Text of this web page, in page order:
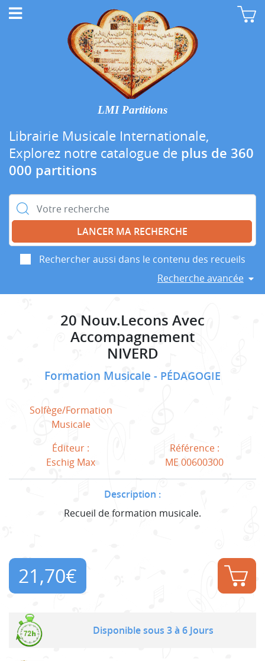
LMI Partitions
Librairie Musicale Internationale,
Explorez notre catalogue de plus de 360
000 partitions
Rechercher :
Rechercher aussi dans le contenu des recueils
Recherche avancée
20 Nouv.Lecons Avec
Accompagnement
NIVERD
Formation Musicale PÉDAGOGIE
Solfège/Formation
Musicale
Éditeur :
Eschig Max
Référence :
ME 00600300
Description :
Recueil de formation musicale.
21,70€
Disponible sous 3 à 6 Jours